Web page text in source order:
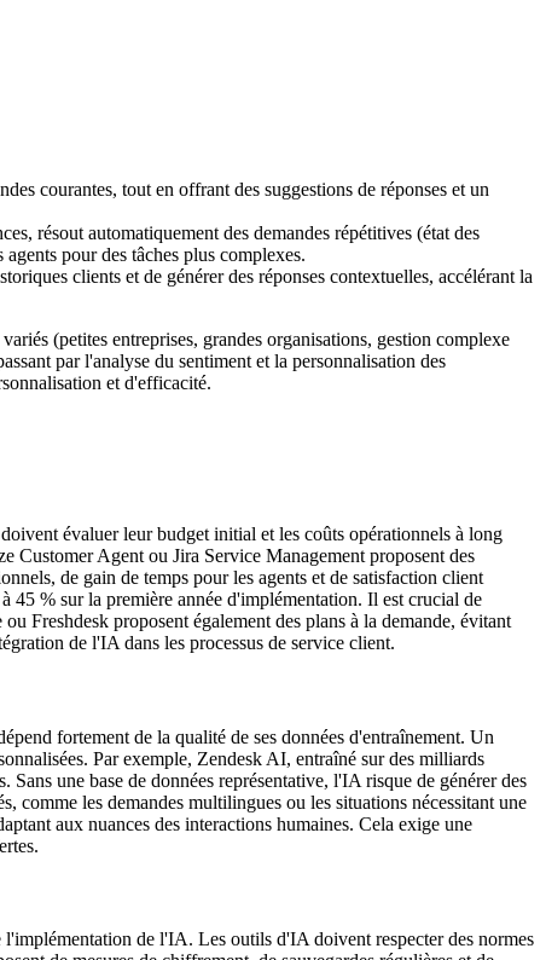
courantes, tout en offrant des suggestions de réponses et un
résout automatiquement des demandes répétitives (état des
pour des tâches plus complexes.
clients et de générer des réponses contextuelles, accélérant la
(petites entreprises, grandes organisations, gestion complexe
par l'analyse du sentiment et la personnalisation des
et d'efficacité.
évaluer leur budget initial et les coûts opérationnels à long
Customer Agent ou Jira Service Management proposent des
de gain de temps pour les agents et de satisfaction client
45 % sur la première année d'implémentation. Il est crucial de
Freshdesk proposent également des plans à la demande, évitant
de l'IA dans les processus de service client.
fortement de la qualité de ses données d'entraînement. Un
Par exemple, Zendesk AI, entraîné sur des milliards
une base de données représentative, l'IA risque de générer des
comme les demandes multilingues ou les situations nécessitant une
aux nuances des interactions humaines. Cela exige une
l'implémentation de l'IA. Les outils d'IA doivent respecter des normes